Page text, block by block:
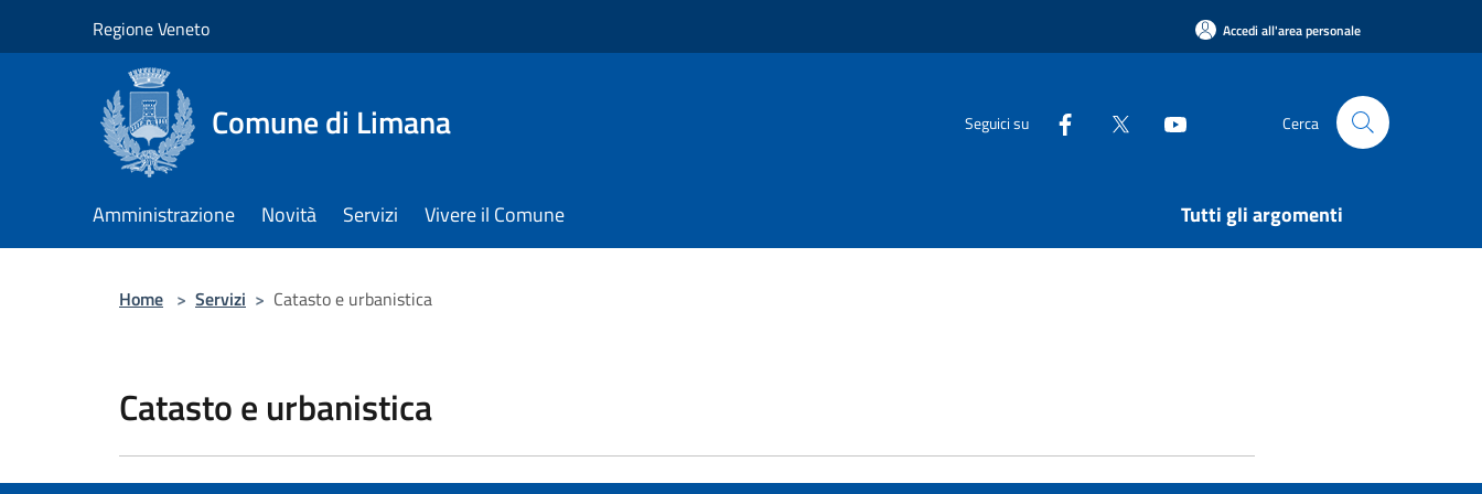
Regione Veneto Accedi all'area personale
Comune di Limana Seguici su Cerca
Amministrazione Novità Servizi Vivere il Comune Tutti gli argomenti
Home > Servizi > Catasto e urbanistica
Catasto e urbanistica